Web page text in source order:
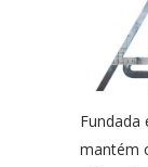
Fundada
mantém